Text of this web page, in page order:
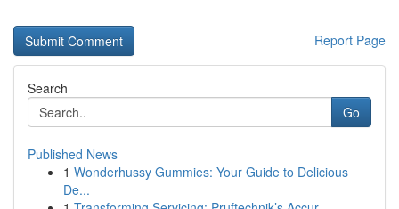
Report Page
Search
Go
Published News
1 Wonderhussy Gummies: Your Guide to Delicious
De...